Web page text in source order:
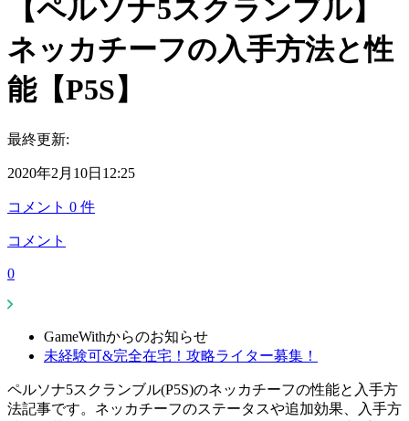
【ペルソナ5スクランブル】
ネッカチーフの入手方法と性
能【P5S】
最終更新:
2020年2月10日12:25
コメント 0 件
コメント
0
GameWithからのお知らせ
未経験可&完全在宅！攻略ライター募集！
ペルソナ5スクランブル(P5S)のネッカチーフの性能と入手方
法記事です。ネッカチーフのステータスや追加効果、入手方